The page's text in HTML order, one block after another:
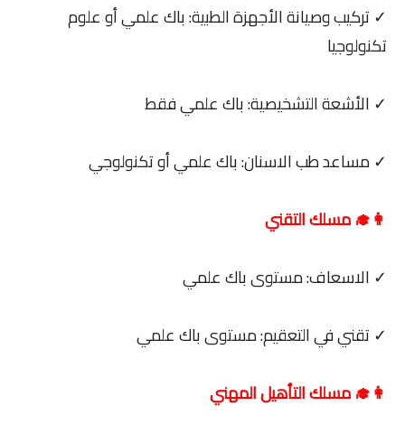
✓ تركيب وصيانة الأجهزة الطبية: باك علمي أو علوم
تكنولوجيا
✓ الأشعة التشخيصية: باك علمي فقط
✓ مساعد طب الاسنان: باك علمي أو تكنولوجي
👩‍🎓 مسلك التقني
✓ الاسعاف: مستوى باك علمي
✓ تقني في التعقيم: مستوى باك علمي
👩‍🎓 مسلك التأهيل المهني